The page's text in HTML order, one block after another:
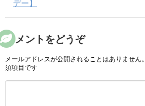
デー】
コメントをどうぞ
メールアドレスが公開されることはありません。
須項目です